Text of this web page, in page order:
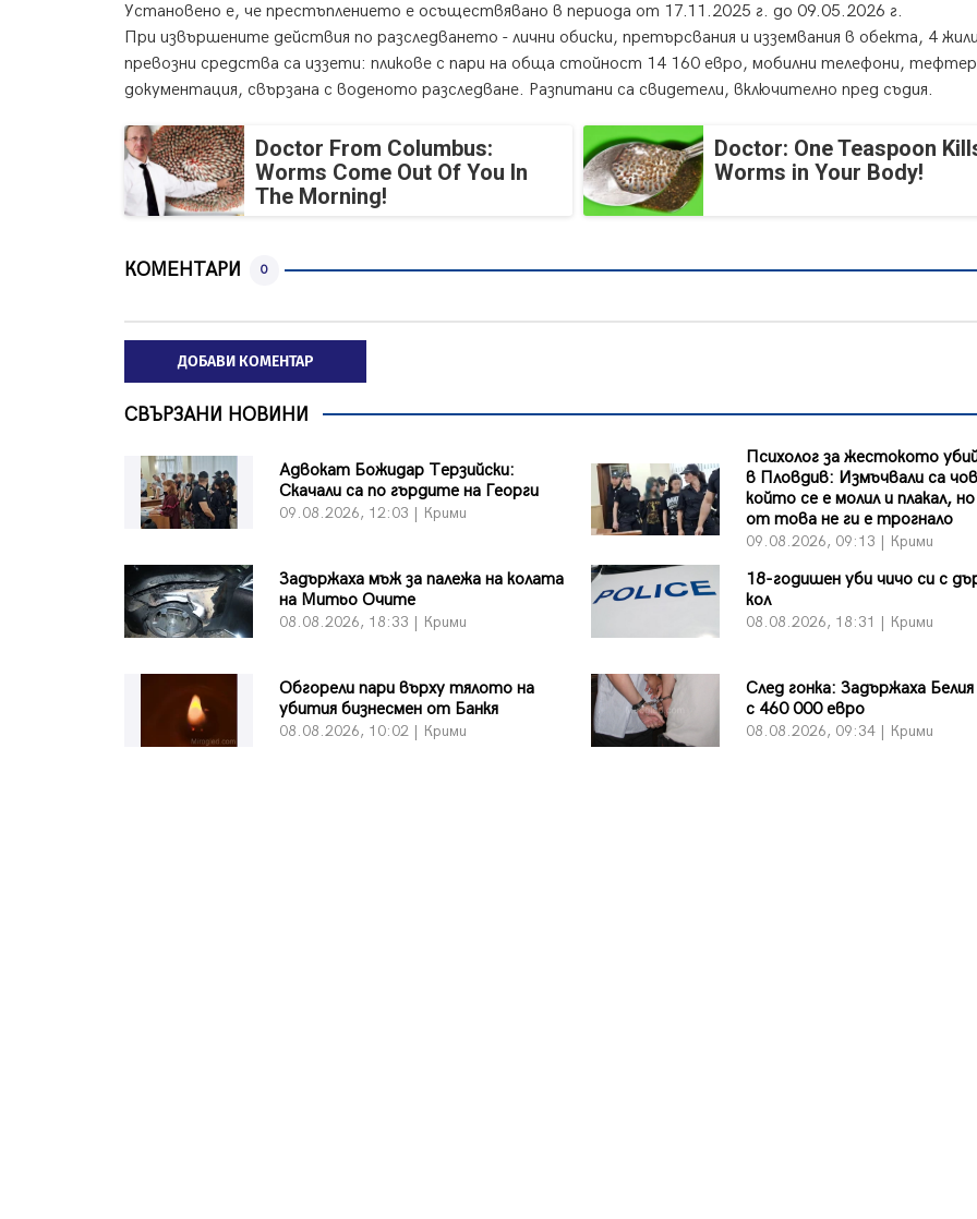
Установено е, че престъплението е осъществявано в периода от 17.11.2025 г. до 09.05.2026 г.
При извършените действия по разследването - лични обиски, претърсвания и изземвания в обекта, 4
превозни средства са иззети: пликове с пари на обща стойност 14 160 евро, мобилни телефони,
документация, свързана с воденото разследване. Разпитани са свидетели, включително пред съдия.
Doctor From Columbus:
Worms Come Out Of You In
The Morning!
Doctor: One Teaspoon
Worms in Your Body!
КОМЕНТАРИ 0
ДОБАВИ КОМЕНТАР
СВЪРЗАНИ НОВИНИ
Адвокат Божидар Терзийски:
Скачали са по гърдите на Георги
09.08.2026, 12:03 | Крими
Психолог за жестокото
в Пловдив: Измъчвали са
който се е молил и плакал,
от това не ги е трогнало
09.08.2026, 09:13 | Крими
Задържаха мъж за палежа на колата
на Митьо Очите
08.08.2026, 18:33 | Крими
18-годишен уби чичо си с
кол
08.08.2026, 18:31 | Крими
Обгорели пари върху тялото на
убития бизнесмен от Банкя
08.08.2026, 10:02 | Крими
След гонка: Задържаха
с 460 000 евро
08.08.2026, 09:34 | Крими